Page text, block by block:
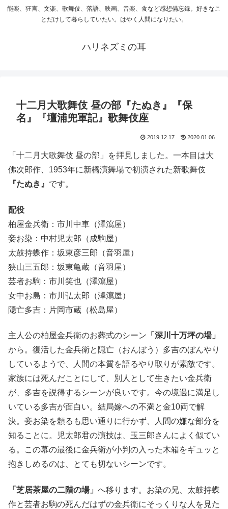
能楽、狂言、文楽、歌舞伎、落語、映画、音楽、食など感想備忘録。好きなこ
とだけして暮らしていたい。はやく人間になりたい。
ハリネズミの耳
十二月大歌舞伎 昼の部『たぬき』『保
名』『壇浦兜軍記』歌舞伎座
2019.12.17 2020.01.06
「十二月大歌舞伎 昼の部」を拝見しました。一本目は大
佛次郎作、1953年に新橋演舞場で初演された新歌舞伎
『たぬき』 です。
配役
柏屋金兵衛：市川中車（澤瀉屋）
妾お染：中村児太郎（成駒屋）
太鼓持蝶作：坂東彦三郎（音羽屋）
狭山三五郎：坂東亀蔵（音羽屋）
芸者お駒：市川笑也（澤瀉屋）
女中お島：市川弘太郎（澤瀉屋）
隠亡多吉：片岡市蔵（松島屋）
主人公の柏屋金兵衛のお葬式のシーン 「深川十万坪の場」
から。復活した金兵衛と隠亡（おんぼう）多吉のぼんやり
しているようで、人間の本質を語るやり取りが素敵です。
家族には死んだことにして、別人として生きたい金兵衛
が、多吉を説得するシーンが良いです。今の境遇に満足し
いている多吉が面白い。結局嫁への不満と金10両で解
決。妾お染を頼るも思い通りに行かず、人間の嫌な部分を
知ることに。児太郎君の演技は、玉三郎さんによく似てい
る。この幕の最後に金兵衛が小判の入った木箱をギュッと
抱きしめるのは、とても切ないシーンです。
「芝居茶屋の二階の場」 へ移ります。お染の兄、太鼓持蝶
作と芸者お駒の死んだはずの金兵衛にそっくりな人を見た